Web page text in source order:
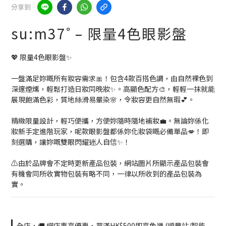
分享到
su:m37˚ – 限量4色眼影盤
💖 限量4色眼影盤✨
一盤滿足妳嘅所有妝容需求🎀！包含4款百搭色調，由自然裸色到
深邃煙燻，輕鬆打造日妝同晚妝✨。高顯色配方🎨，輕輕一抹就能
展現飽滿色彩，質地絲滑易暈染🌸，令妝容更自然無瑕💕。
精緻限量設計，輕巧便攜，方便妳隨時隨地補妝💼。無論妳係化
妝新手定進階玩家，呢款眼影盤都係妳化妝袋嘅必備單品💋！即
刻選購，讓妳嘅雙眼閃耀迷人自信✨！
⚠️由於品牌會不定時更新產品包裝，網站圖片所顯示產品包裝會
有機會同所收實物包裝有略不同，一律以所收到的產品包裝為
實。